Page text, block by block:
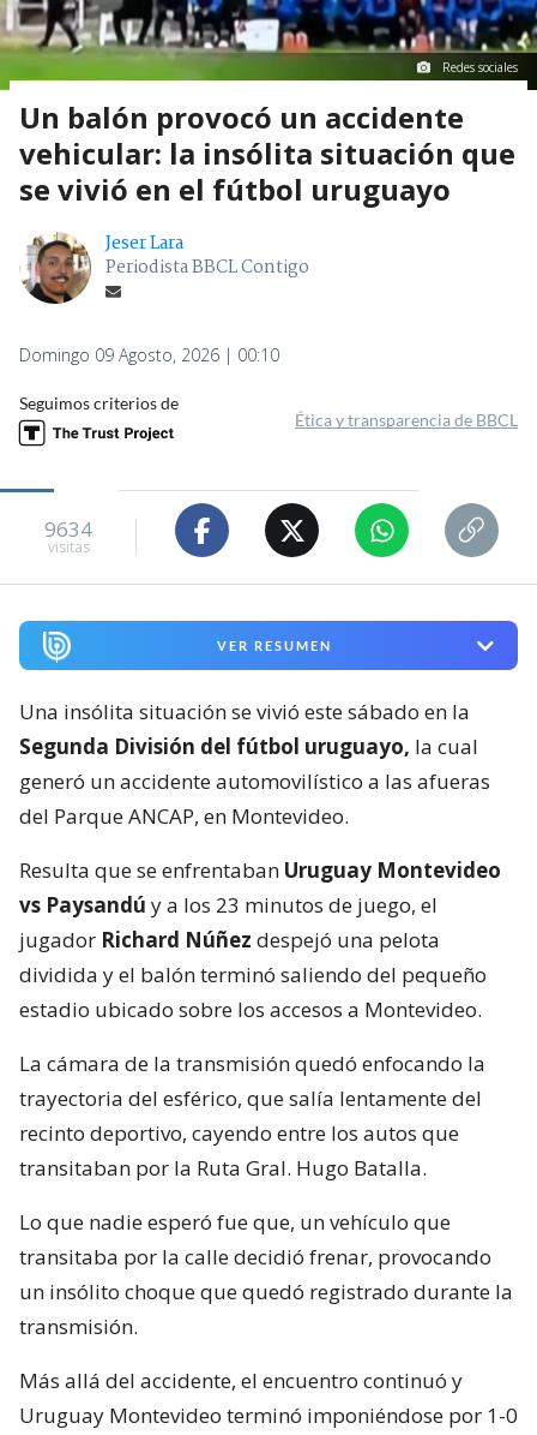
Redes sociales
Un balón provocó un accidente
vehicular: la insólita situación que
se vivió en el fútbol uruguayo
Jeser Lara
Periodista BBCL Contigo
Domingo 09 Agosto, 2026 | 00:10
Seguimos criterios de
Ética y transparencia de BBCL
9634
visitas
VER RESUMEN
Una insólita situación se vivió este sábado en la
Segunda División del fútbol uruguayo, la cual
generó un accidente automovilístico a las afueras
del Parque ANCAP, en Montevideo.
Resulta que se enfrentaban Uruguay Montevideo
vs Paysandú y a los 23 minutos de juego, el
jugador Richard Núñez despejó una pelota
dividida y el balón terminó saliendo del pequeño
estadio ubicado sobre los accesos a Montevideo.
La cámara de la transmisión quedó enfocando la
trayectoria del esférico, que salía lentamente del
recinto deportivo, cayendo entre los autos que
transitaban por la Ruta Gral. Hugo Batalla.
Lo que nadie esperó fue que, un vehículo que
transitaba por la calle decidió frenar, provocando
un insólito choque que quedó registrado durante la
transmisión.
Más allá del accidente, el encuentro continuó y
Uruguay Montevideo terminó imponiéndose por 1-0